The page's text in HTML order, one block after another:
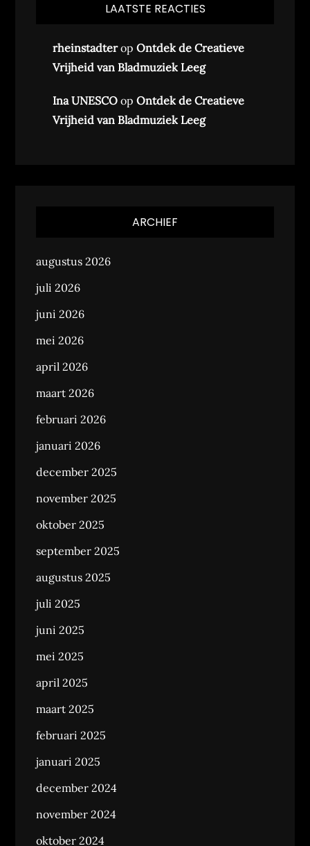
LAATSTE REACTIES
rheinstadteropOntdek de Creatieve
Vrijheid van Bladmuziek Leeg
Ina UNESCO opOntdek de Creatieve
Vrijheid van Bladmuziek Leeg
ARCHIEF
augustus 2026
juli 2026
juni 2026
mei 2026
april 2026
maart 2026
februari 2026
januari 2026
december 2025
november 2025
oktober 2025
september 2025
augustus 2025
juli 2025
juni 2025
mei 2025
april 2025
maart 2025
februari 2025
januari 2025
december 2024
november 2024
oktober 2024